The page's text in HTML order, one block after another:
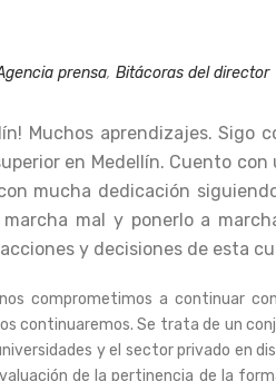
prensa, Bitácoras del director
Muchos aprendizajes.
en Medellín. Cuento
mucha dedicación
mal y ponerlo a
y decisiones de esta
comprometimos a continuar
continuaremos. Se trata de un
y el sector privado en
de la pertinencia de la